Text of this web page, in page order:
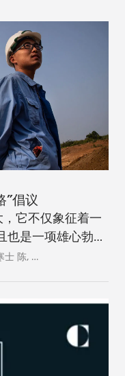
”倡议
，它不仅象征着一
也是一项雄心勃勃
卡内基四个研究
士 陈, …